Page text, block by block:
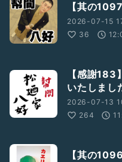
【其の
2026-07-15
36
【感謝183
いたしまし
2026-07-13
264
【其の